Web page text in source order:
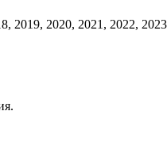
2019, 2020, 2021, 2022,